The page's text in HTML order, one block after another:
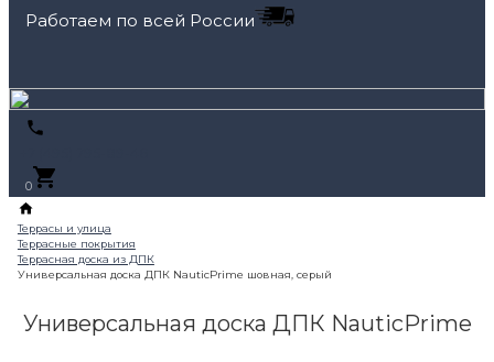
Работаем по всей России
0
Универсальная доска ДПК NauticPrime